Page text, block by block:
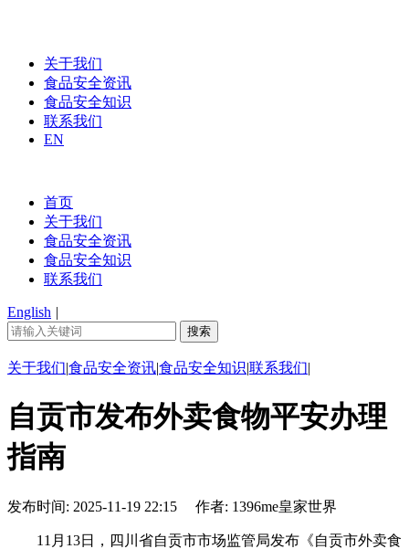
关于我们
食品安全资讯
食品安全知识
联系我们
EN
首页
关于我们
食品安全资讯
食品安全知识
联系我们
English |
关于我们|食品安全资讯|食品安全知识|联系我们|
自贡市发布外卖食物平安办理
指南
发布时间: 2025-11-19 22:15 作者: 1396me皇家世界
11月13日，四川省自贡市市场监管局发布《自贡市外卖食